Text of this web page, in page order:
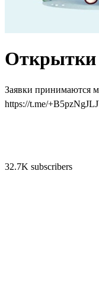
Открытки
Заявки принимаются
https://t.me/
32.7K subscribers